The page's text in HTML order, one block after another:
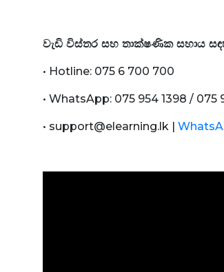
වැඩි විස්තර සහ තාක්ෂණික සහාය
• Hotline: 075 6 700 700
• WhatsApp: 075 954 1398 / 075
• support@elearning.lk |